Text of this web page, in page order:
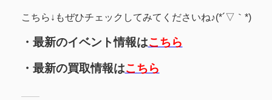
こちら↓もぜひチェックしてみてくださいね♪(*´▽｀*)
・最新のイベント情報はこちら
・最新の買取情報はこちら